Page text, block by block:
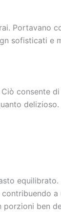
sofisticati
consente
equilibrato.
porzioni ben